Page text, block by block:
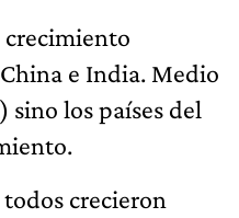
e India. Medio
sino los países del
crecieron